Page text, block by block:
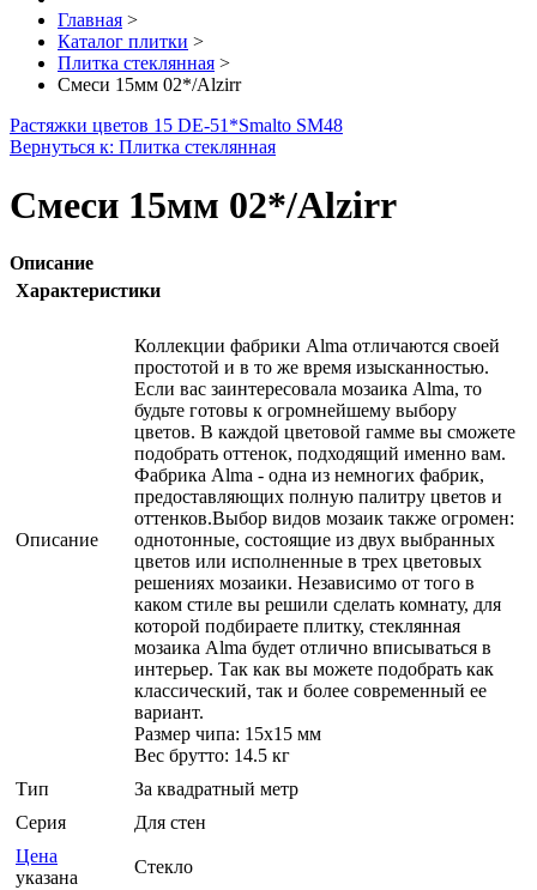
Главная >
Каталог плитки >
Плитка стеклянная >
Смеси 15мм 02*/Alzirr
Растяжки цветов 15 DE-51*Smalto SM48
Вернуться к: Плитка стеклянная
Смеси 15мм 02*/Alzirr
Описание
Характеристики
Описание
Коллекции фабрики Alma отличаются своей
простотой и в то же время изысканностью.
Если вас заинтересовала мозаика Alma, то
будьте готовы к огромнейшему выбору
цветов. В каждой цветовой гамме вы сможете
подобрать оттенок, подходящий именно вам.
Фабрика Alma - одна из немногих фабрик,
предоставляющих полную палитру цветов и
оттенков.Выбор видов мозаик также огромен:
однотонные, состоящие из двух выбранных
цветов или исполненные в трех цветовых
решениях мозаики. Независимо от того в
каком стиле вы решили сделать комнату, для
которой подбираете плитку, стеклянная
мозаика Alma будет отлично вписываться в
интерьер. Так как вы можете подобрать как
классический, так и более современный ее
вариант.
Размер чипа: 15x15 мм
Вес брутто: 14.5 кг
Тип
За квадратный метр
Серия
Для стен
Цена
указана
Стекло